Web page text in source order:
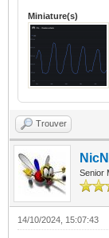
Miniature(s)
Trouver
Senior
14/10/2024, 15:07:43